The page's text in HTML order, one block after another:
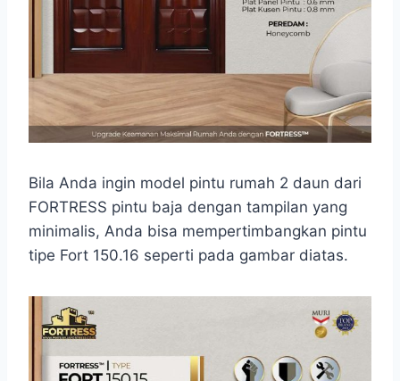
Bila Anda ingin model pintu rumah 2 daun dari
FORTRESS pintu baja dengan tampilan yang
minimalis, Anda bisa mempertimbangkan pintu
tipe Fort 150.16 seperti pada gambar diatas.